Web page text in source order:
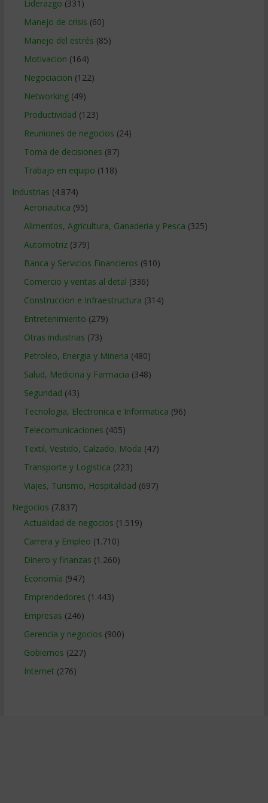
Liderazgo (331)
Manejo de crisis (60)
Manejo del estrés (85)
Motivacion (164)
Negociacion (122)
Networking(49)
Productividad (123)
Reuniones de negocios (24)
Toma de decisiones (87)
Trabajo en equipo (118)
Industrias (4.874)
Aeronautica (95)
Alimentos, Agricultura, Ganaderia y Pesca (325)
Automotriz(379)
Banca y Servicios Financieros (910)
Comercio y ventas al detal (336)
Construccion e Infraestructura (314)
Entretenimiento (279)
Otras industrias (73)
Petroleo, Energia y Mineria (480)
Salud, Medicina y Farmacia (348)
Seguridad (43)
Tecnologia, Electronica e Informatica (96)
Telecomunicaciones (405)
Textil, Vestido, Calzado, Moda (47)
Transporte y Logistica (223)
Viajes, Turismo, Hospitalidad (697)
Negocios (7.837)
Actualidad de negocios (1.519)
Carrera y Empleo (1.710)
Dinero y finanzas (1.260)
Economía (947)
Emprendedores (1.443)
Empresas (246)
Gerencia y negocios (900)
Gobiernos (227)
Internet (276)